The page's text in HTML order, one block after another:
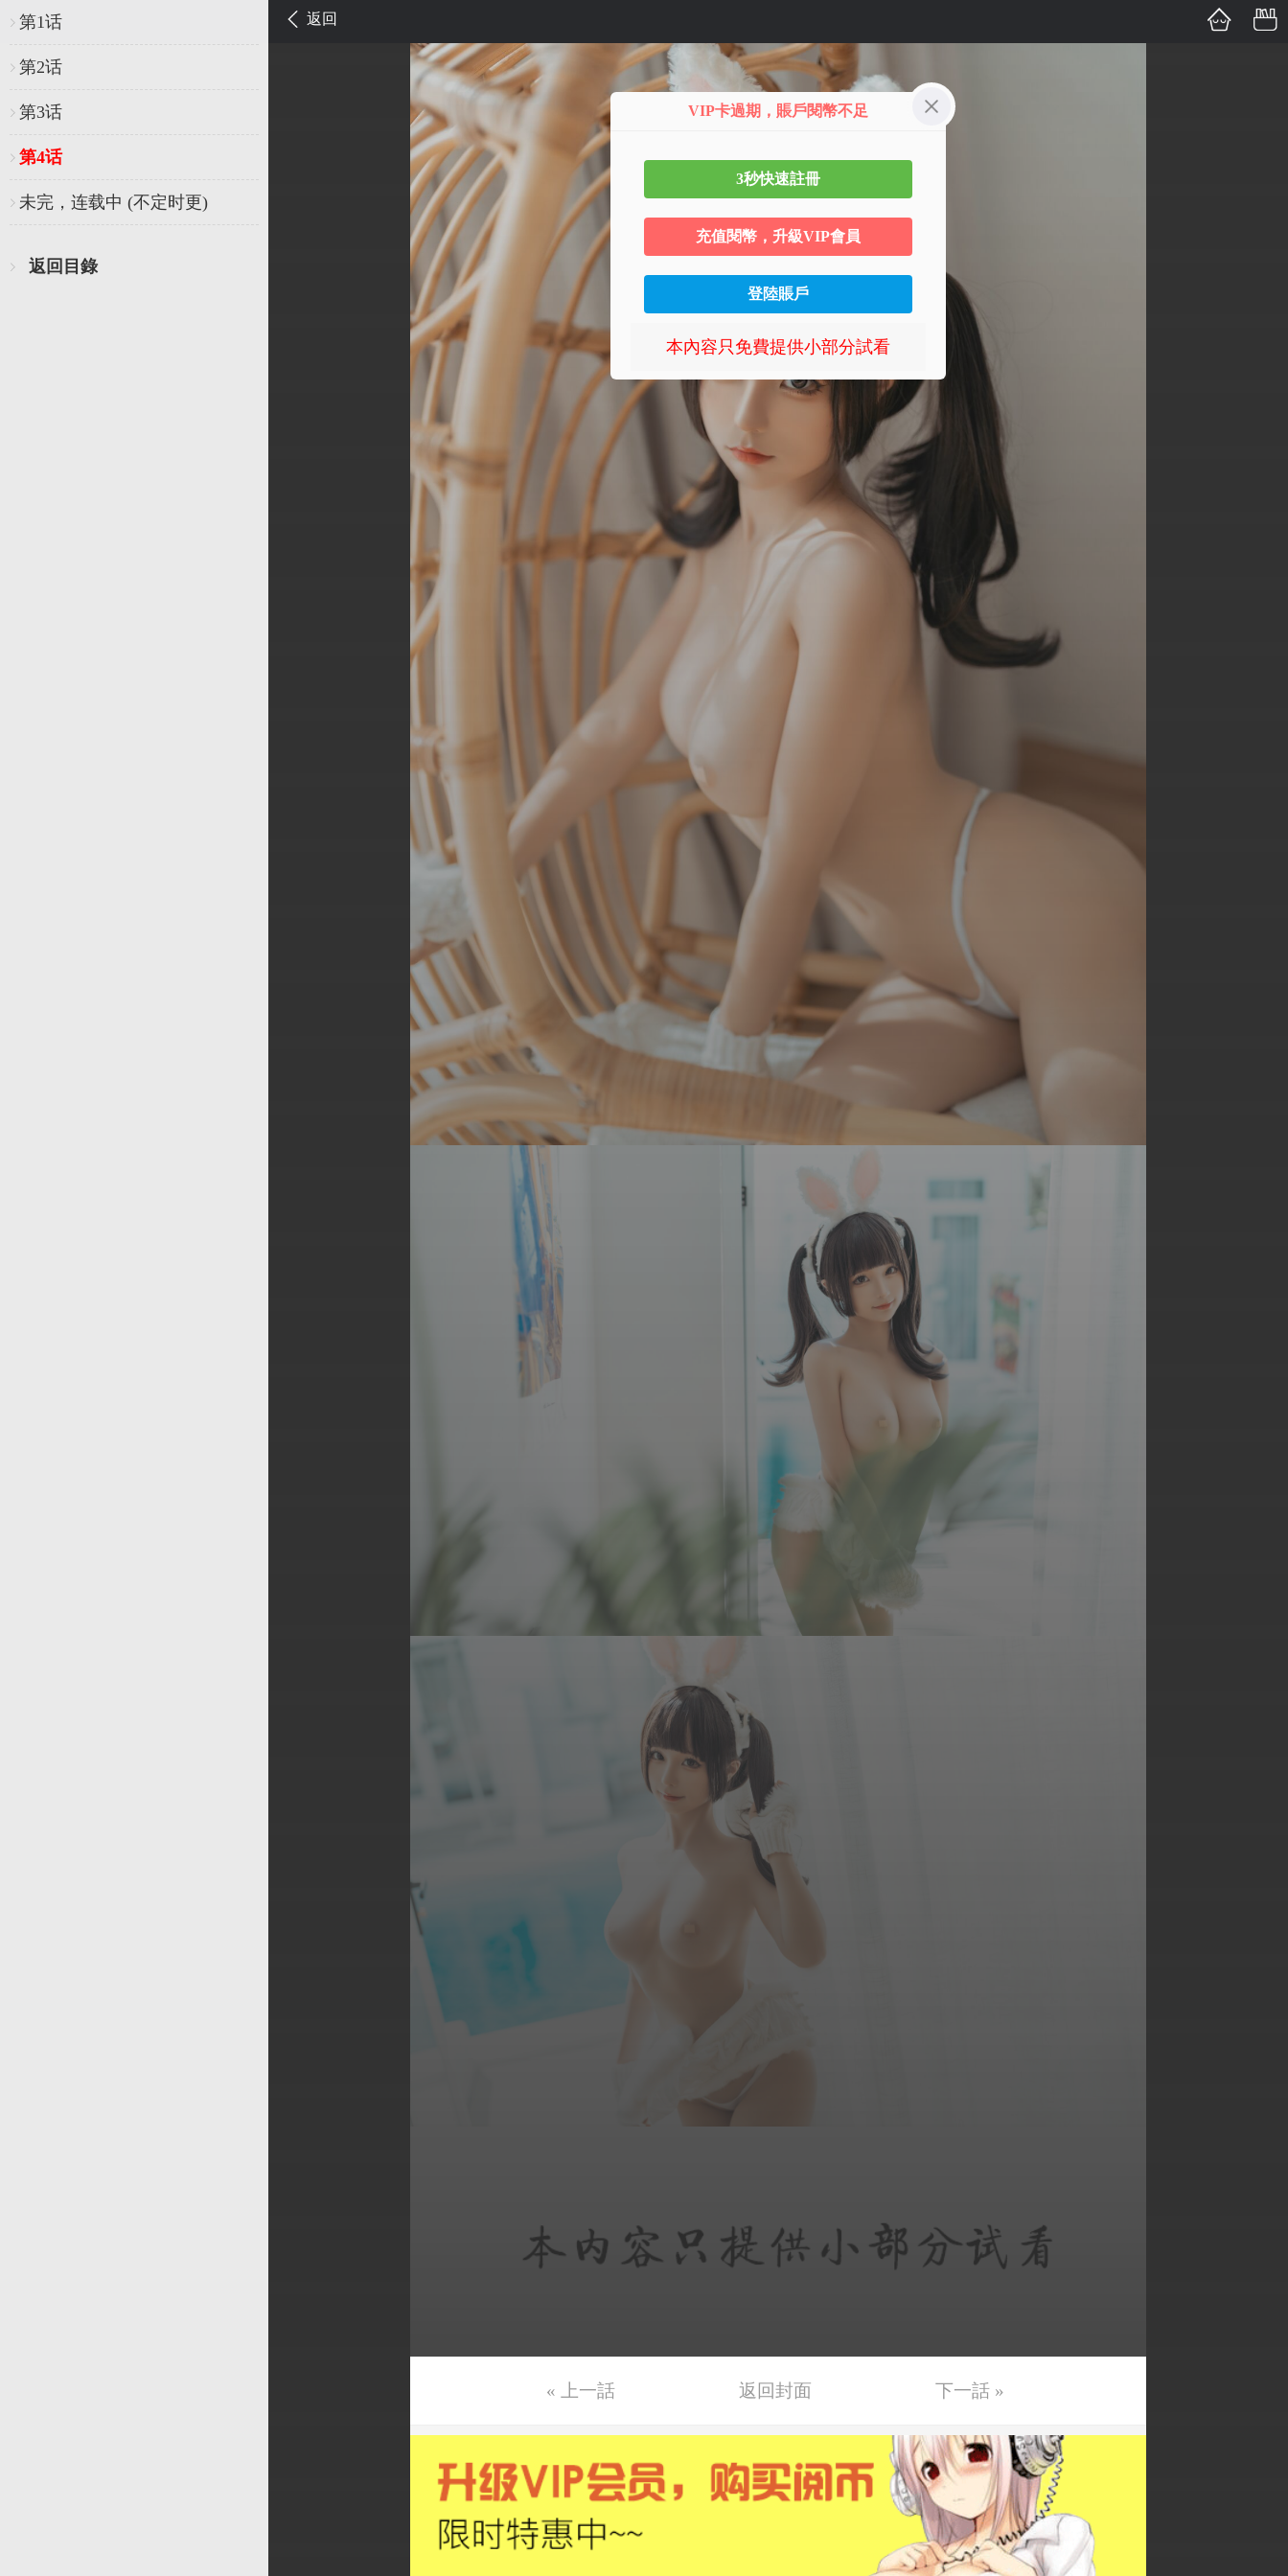
返回
« 上一話 返回封面 下一話 »
VIP卡過期，賬戶閱幣不足
3秒快速註冊
充值閱幣，升級VIP會員
登陸賬戶
本內容只免費提供小部分試看
第1话
第2话
第3话
第4话
未完，连载中 (不定时更)
返回目錄